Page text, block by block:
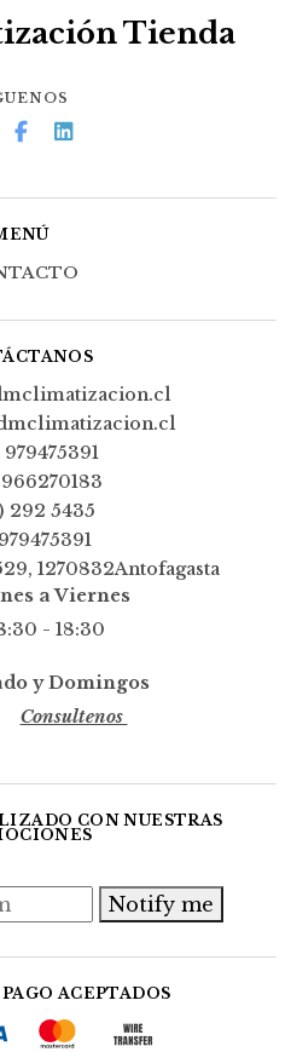
Tienda
979475391
292 5435
1270832Antofagasta
a Viernes
- 18:30
y Domingos
Consultenos
CON NUESTRAS
Notify me
ACEPTADOS